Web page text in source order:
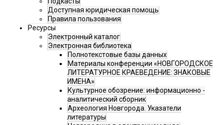
Доступная юридическая помощь
Правила пользования
Ресурсы
Электронный каталог
Электронная библиотека
Полнотекстовые базы данных
Материалы конференции «НОВГОРОДСКОЕ
ЛИТЕРАТУРНОЕ КРАЕВЕДЕНИЕ: ЗНАКОВЫЕ
ИМЕНА»
Культурное обозрение: информационно -
аналитический сборник
Археология Новгорода. Указатели
литературы